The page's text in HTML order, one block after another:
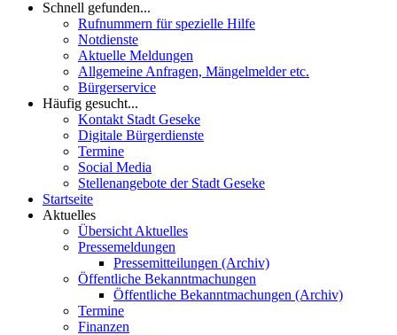
Schnell gefunden...
Rufnummern für spezielle Hilfe
Notdienste
Aktuelle Meldungen
Allgemeine Anfragen, Mängelmelder etc.
Bürgerservice
Häufig gesucht...
Kontakt Stadt Geseke
Digitale Bürgerdienste
Termine
Social Media
Stellenangebote der Stadt Geseke
Startseite
Aktuelles
Übersicht Aktuelles
Pressemeldungen
Pressemitteilungen (Archiv)
Öffentliche Bekanntmachungen
Öffentliche Bekanntmachungen (Archiv)
Termine
Finanzen